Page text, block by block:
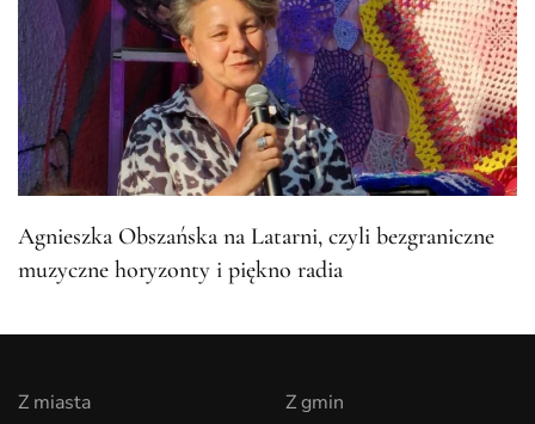
Agnieszka Obszańska na Latarni, czyli bezgraniczne
muzyczne horyzonty i piękno radia
Z miasta
Z gmin